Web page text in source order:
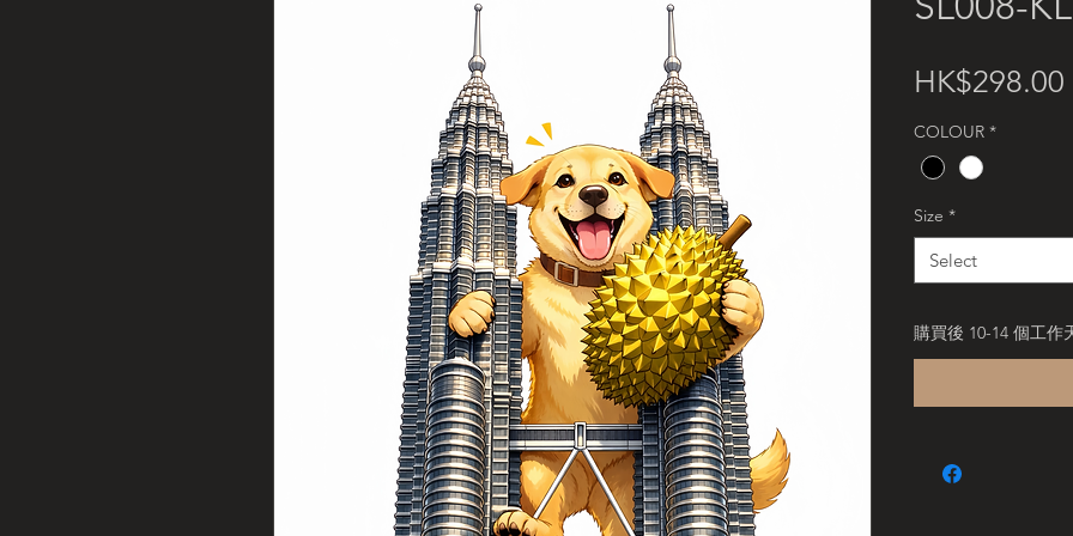
HK$298.00
COLOUR *
Size *
Select
購買後 10-14 個工作